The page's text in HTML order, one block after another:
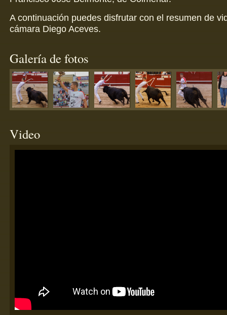
A continuación puedes disfrutar con el resumen de
cámara Diego Aceves.
Galería de fotos
Video